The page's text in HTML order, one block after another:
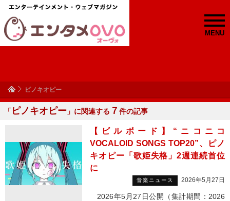
MENU
ピノキオピー
「 ピノキオピー 」に関連する ７ 件の記事
【ビルボード】“ニコニコ
VOCALOID SONGS TOP20”、ピノ
キオピー「歌姫失格」2週連続首位
に
音楽ニュース 2026年5月27日
2026年5月27日公開（集計期間：2026